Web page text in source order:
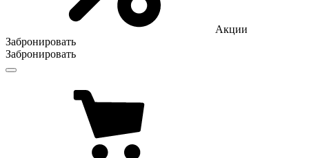
Акции
Забронировать
Забронировать